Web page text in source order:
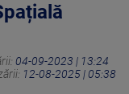
04-09-2023 | 13:24
12-08-2025 | 05:38